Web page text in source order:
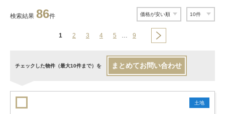
検索結果 86件
1 2 3 4 5 … 9
チェックした物件（最大10件まで）を まとめてお問い合わせ
土地